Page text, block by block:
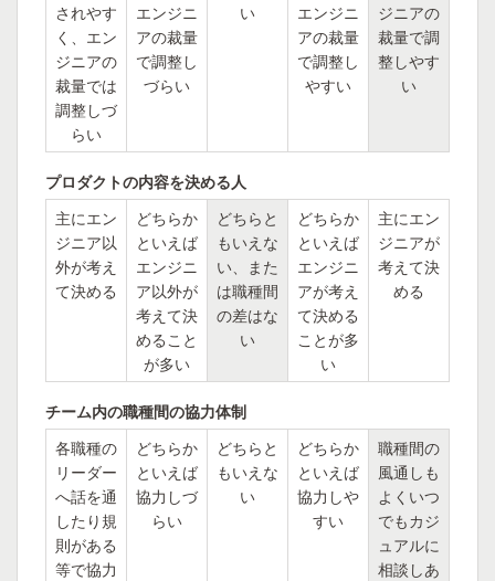
されやす
く、エン
ジニアの
裁量では
調整しづ
らい
エンジニ
アの裁量
で調整し
づらい
い
エンジニ
アの裁量
で調整し
やすい
ジニアの
裁量で調
整しやす
い
プロダクトの内容を決める人
主にエン
ジニア以
外が考え
て決める
どちらか
といえば
エンジニ
ア以外が
考えて決
めること
が多い
どちらと
もいえな
い、また
は職種間
の差はな
い
どちらか
といえば
エンジニ
アが考え
て決める
ことが多
い
主にエン
ジニアが
考えて決
める
チーム内の職種間の協力体制
各職種の
リーダー
へ話を通
したり規
則がある
等で協力
どちらか
といえば
協力しづ
らい
どちらと
もいえな
い
どちらか
といえば
協力しや
すい
職種間の
風通しも
よくいつ
でもカジ
ュアルに
相談しあ